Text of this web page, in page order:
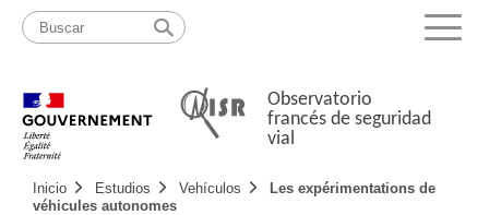
Pasar
contenido
Mapa
web
Menu
Observatorio
francés de seguridad
vial
Navigation
principale
Inicio Estudios Vehículos
Les expérimentations de
véhicules autonomes